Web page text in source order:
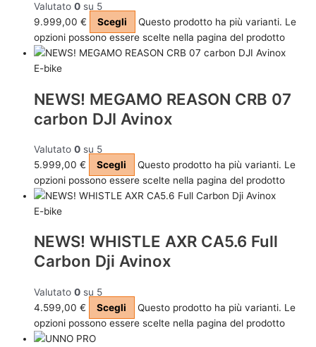
Valutato 0 su 5
9.999,00 € Scegli
Questo prodotto ha più varianti. Le
opzioni possono essere scelte nella pagina del prodotto
E-bike
NEWS! MEGAMO REASON CRB 07
carbon DJI Avinox
Valutato 0 su 5
5.999,00 € Scegli
Questo prodotto ha più varianti. Le
opzioni possono essere scelte nella pagina del prodotto
E-bike
NEWS! WHISTLE AXR CA5.6 Full
Carbon Dji Avinox
Valutato 0 su 5
4.599,00 € Scegli
Questo prodotto ha più varianti. Le
opzioni possono essere scelte nella pagina del prodotto